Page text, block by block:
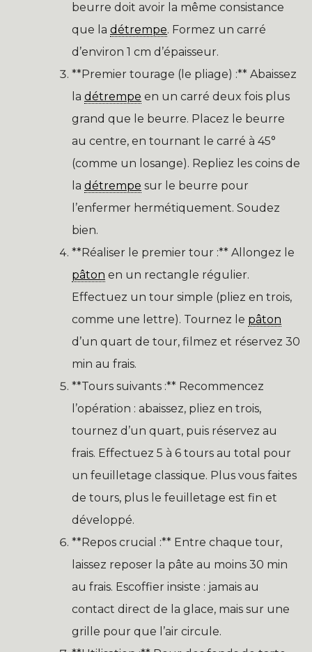
beurre doit avoir la même consistance
que la détrempe. Formez un carré
d’environ 1 cm d’épaisseur.
**Premier tourage (le pliage) :** Abaissez
la détrempe en un carré deux fois plus
grand que le beurre. Placez le beurre
au centre, en tournant le carré à 45°
(comme un losange). Repliez les coins de
la détrempe sur le beurre pour
l’enfermer hermétiquement. Soudez
bien.
**Réaliser le premier tour :** Allongez le
pâton en un rectangle régulier.
Effectuez un tour simple (pliez en trois,
comme une lettre). Tournez le pâton
d’un quart de tour, filmez et réservez 30
min au frais.
**Tours suivants :** Recommencez
l’opération : abaissez, pliez en trois,
tournez d’un quart, puis réservez au
frais. Effectuez 5 à 6 tours au total pour
un feuilletage classique. Plus vous faites
de tours, plus le feuilletage est fin et
développé.
**Repos crucial :** Entre chaque tour,
laissez reposer la pâte au moins 30 min
au frais. Escoffier insiste : jamais au
contact direct de la glace, mais sur une
grille pour que l’air circule.